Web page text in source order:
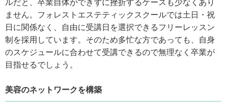
ルだと、卒業自体ができずに挫折するケースも少なくあり
ません。フォレストエステティックスクールでは土日・祝
日に関係なく、自由に受講日を選択できるフリーレッスン
制を採用しています。そのため多忙な方であっても、自身
のスケジュールに合わせて受講できるので無理なく卒業が
目指せるでしょう。
美容のネットワークを構築